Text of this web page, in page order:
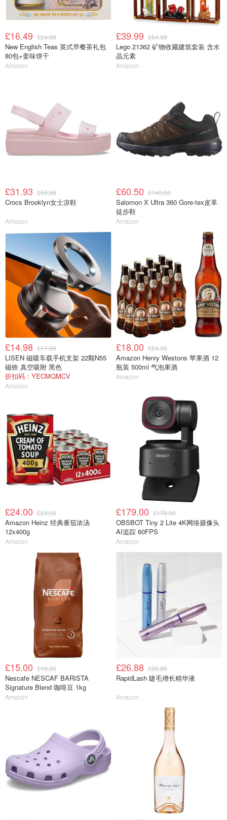
£16.49 £24.99
New English Teas 英式早餐茶礼包
80包+姜味饼干
Amazon
£39.99 £54.99
Lego 21362 矿物收藏建筑套装 含水
晶元素
Amazon
£31.93 £59.99
Crocs Brooklyn女士凉鞋
Amazon
£60.50 £140.00
Salomon X Ultra 360 Gore-tex皮革
徒步鞋
Amazon
£14.98 £17.99
LISEN 磁吸车载手机支架 22颗N55
磁铁 真空吸附 黑色
折扣码：YECMQMCV
Amazon
£18.00 £24.00
Amazon Henry Westons 苹果酒 12
瓶装 500ml 气泡果酒
Amazon
£24.00 £24.00
Amazon Heinz 经典番茄浓汤
12x400g
Amazon
£179.00 £179.00
OBSBOT Tiny 2 Lite 4K网络摄像头
AI追踪 60FPS
Amazon
£15.00 £19.30
Nescafe NESCAF BARISTA
Signature Blend 咖啡豆 1kg
Amazon
£26.88 £26.88
RapidLash 睫毛增长精华液
Amazon